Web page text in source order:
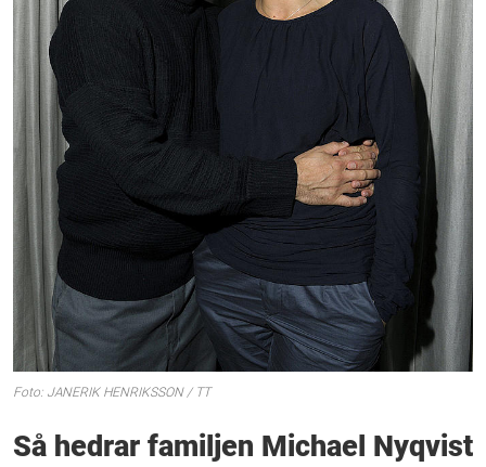
Foto: JANERIK HENRIKSSON / TT
Så hedrar familjen Michael Nyqvist